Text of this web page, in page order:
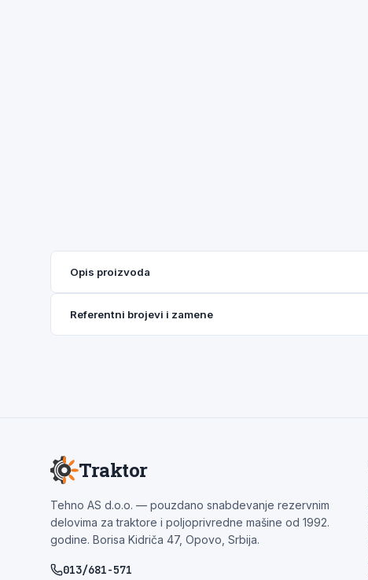
Opis proizvoda
Referentni brojevi i zamene
Traktor
Tehno AS d.o.o. — pouzdano snabdevanje rezervnim
delovima za traktore i poljoprivredne mašine od 1992.
godine. Borisa Kidriča 47, Opovo, Srbija.
013/681-571